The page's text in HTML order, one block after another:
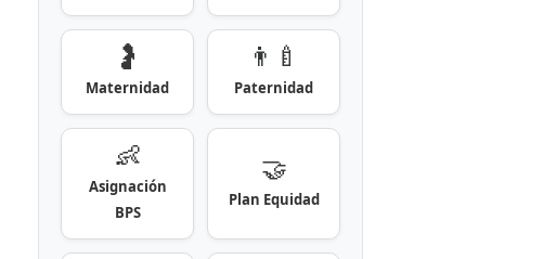
🤰
Maternidad
👨‍🍼
Paternidad
👶
Asignación
BPS
🤝
Plan Equidad